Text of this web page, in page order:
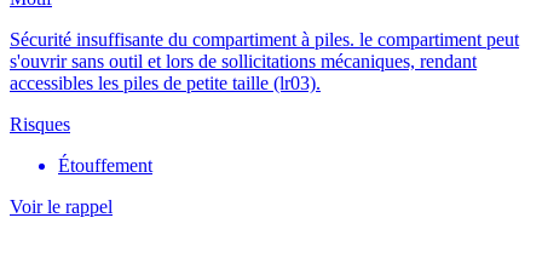
Sécurité insuffisante du compartiment à piles. le compartiment peut
s'ouvrir sans outil et lors de sollicitations mécaniques, rendant
accessibles les piles de petite taille (lr03).
Risques
Étouffement
Voir le rappel